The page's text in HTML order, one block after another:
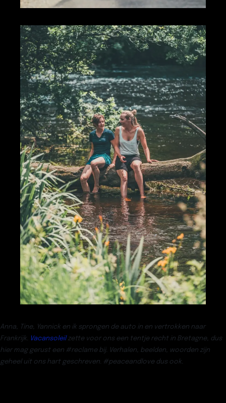
Anna, Tine, Yannick en ik sprongen de auto in en vertrokken naar
Frankrijk.
Vacansoleilzette voor ons een tentje recht in Bretagne, dus
hier mag gerust een #reclame bij. Verhalen, beelden, woorden zijn
geheel uit ons hart geschreven. #peaceandlove dus ook.